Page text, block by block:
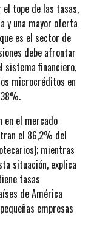
el tope de las tasas,
y una mayor oferta
es el sector de
debe afrontar
sistema financiero,
microcréditos en
en el mercado
el 86,2% del
mientras
situación, explica
tasas
de América
empresas